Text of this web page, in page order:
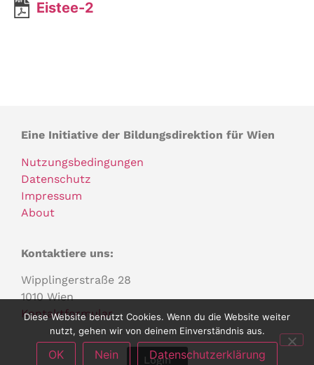
Eistee-2
Eine Initiative der Bildungsdirektion für Wien
Nutzungsbedingungen
Datenschutz
Impressum
About
Kontaktiere uns:
Wipplingerstraße 28
1010 Wien
Kontaktformular
Login
Diese Website benutzt Cookies. Wenn du die Website weiter
nutzt, gehen wir von deinem Einverständnis aus.
OK Nein Datenschutzerklärung